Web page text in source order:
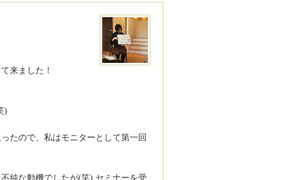
来ました！
)
たので、私はモニターとして第一回
純な動機でしたが(笑) セミナーを受